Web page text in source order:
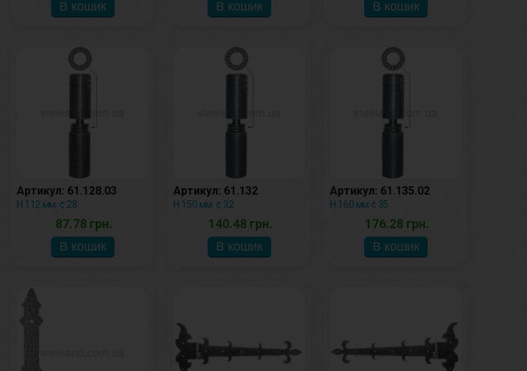
Артикул: 61.128.03
Н 112 мм. ¢ 28
87.78 грн.
Артикул: 61.132
Н 150 мм. ¢ 32
140.48 грн.
Артикул: 61.135.02
Н 160 мм ¢ 35
176.28 грн.